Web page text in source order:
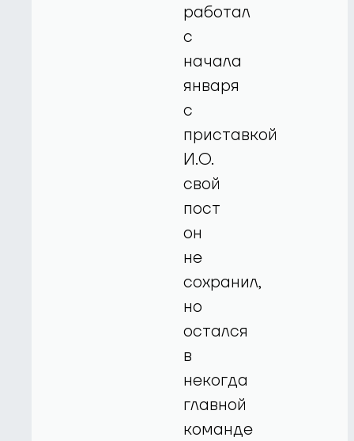
работал
с
начала
января
с
приставкой
И.О.
свой
пост
он
не
сохранил,
но
остался
в
некогда
главной
команде